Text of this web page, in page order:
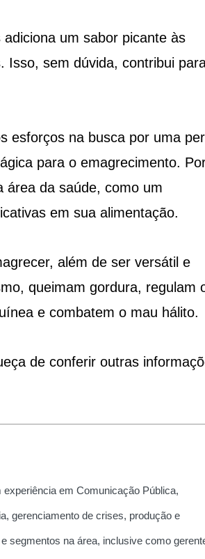
um sabor picante às
Isso, sem dúvida, contribui
esforços na busca por uma
para o emagrecimento.
área da saúde, como um
em sua alimentação.
além de ser versátil e
queimam gordura, regulam
e combatem o mau hálito.
de conferir outras
em Comunicação Pública,
gerenciamento de crises, produção e
segmentos na área, inclusive como